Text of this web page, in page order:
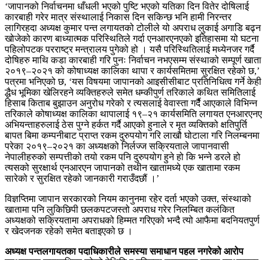
‘जापानको निर्वाचनमा धाँधली भएको पुष्टि भएको यतिका दिन वितेर दोषिलाई
कारबाही गरेर मात्र संस्थालाई निकास दिन सकिन्छ भनि हामी निरन्तर
लागिरहदा अध्यक्ष कुमार पन्त लगायतको टोलीले यो अपराध लुकाई अगाडि बढ्न
खोजेको कारण बाध्यात्मक परिस्थितिले गर्दा एनआरएनएको इतिहासमा यो घटना
पहिलोपटक परराष्ट्र मन्त्रालय पुगेको हो । यसै परिस्थितिलाई मध्येनजर गर्दै
दोषिहरु माथि कडा कारबाही गरि पुनः निर्वाचन नभएसम्म संस्थाको सम्पूर्ण खाता
२०१९–२०२१ को कोषाध्यक्ष कालिका थापा र कार्यसमितमा सुरक्षित रहेको छ,’
पत्रमा भनिएको छ, ‘यस विषयमा जापानको आइसीसीबाट प्रतिनिधित्व गर्ने केही
द्धैध भूमिका खेलिरहने व्यक्तिहरुले समेत धम्कीपुर्ण तरिकाले कथित समितिलाई
हिसाब किताब बुझाउन अनुरोध गरेको र त्यसलाई वेवास्ता गर्दैै आएकाले विभिन्न
तरिकाले कोषाध्यक्ष कालिका थापालाई १९–२१ कार्यसमिति लगायत एनआरएनए
अभियन्ताहरुलाई ठेस पुग्ने हर्कत गर्दै आएको हुनाले र मृत व्यक्तिको क्षतिपुर्ति
बापत बिमा कम्पनीबाट प्राप्त रकम दुरुपयोग गरि लाखौ घोटाला गरि निलम्बनमा
परेका २०१९–२०२१ का अध्यक्षको निर्लज्ज सक्रियताले जापानवासी
नेपालीहरुको सम्पत्तीको तयो रकम पनि दुरुपयोग हुने हो कि भन्ने डरले हो
त्यसको सुरक्षार्थ एनआरएन जापानको तथीन खातामध्ये एक खातामा रकम
सारेको र सुरक्षित रहेको जानकारी गराउँदछौं ।’
विज्ञप्तिमा जापान सरकारको नियम कानुनमा रहेर दर्ता भएको उक्त, संस्थाको
खातामा पनि लुकिछिपी छलकपटजस्तो अपराध गरेर निलम्बित कलंकित
अध्यक्षको सक्रियतामा अपराधको हिम्मत गरिएको भन्दै त्यो आफैमा बदनियतपुर्ण
र खेदजनक रहेको समेत बताइएको छ ।
अध्यक्ष पन्तलगायतका पदाधिकारीले समस्या समाधान पहल नगरेको आरोप